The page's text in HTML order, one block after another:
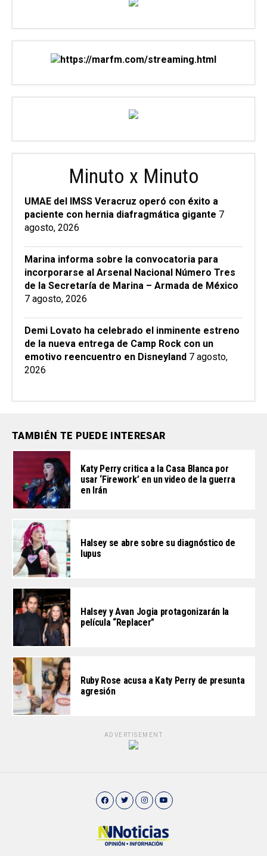
Minuto x Minuto
UMAE del IMSS Veracruz operó con éxito a
paciente con hernia diafragmática gigante 7
agosto, 2026
Marina informa sobre la convocatoria para
incorporarse al Arsenal Nacional Número Tres
de la Secretaría de Marina – Armada de México
7 agosto, 2026
Demi Lovato ha celebrado el inminente estreno
de la nueva entrega de Camp Rock con un
emotivo reencuentro en Disneyland 7 agosto,
2026
TAMBIÉN TE PUEDE INTERESAR
Katy Perry critica a la Casa Blanca por
usar ‘Firework’ en un video de la guerra
en Irán
Halsey se abre sobre su diagnóstico de
lupus
Halsey y Avan Jogia protagonizarán la
película “Replacer”
Ruby Rose acusa a Katy Perry de presunta
agresión
ADVERTISEMENT